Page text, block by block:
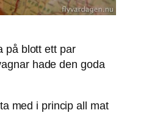
på blott ett par
hade den goda
med i princip all mat